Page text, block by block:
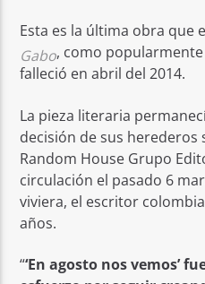
Esta es la última obra que
Gabo, como
falleció en abril del 2014.
La pieza literaria
decisión de sus herederos
Random House Grupo
circulación el pasado 6
viviera, el escritor
años.
“‘En agosto nos vemos’